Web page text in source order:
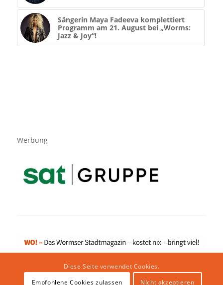
Sängerin Maya Fadeeva komplettiert
Programm am 21. August bei „Worms:
Jazz & Joy“!
Werbung
Diese Seite verwendet Cookies.
Empfohlene Cookies zulassen
NIcht akzeptieren